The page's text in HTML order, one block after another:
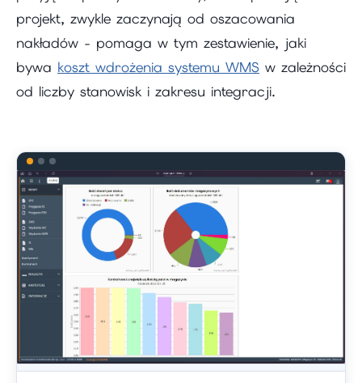
projekt, zwykle zaczynają od oszacowania
nakładów - pomaga w tym zestawienie, jaki
bywa koszt wdrożenia systemu WMS w zależności
od liczby stanowisk i zakresu integracji.